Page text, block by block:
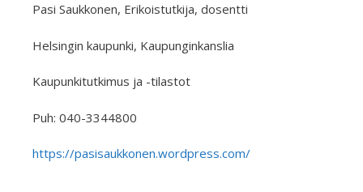
Pasi Saukkonen, Erikoistutkija, dosentti
Helsingin kaupunki, Kaupunginkanslia
Kaupunkitutkimus ja -tilastot
Puh: 040-3344800
https://pasisaukkonen.wordpress.com/